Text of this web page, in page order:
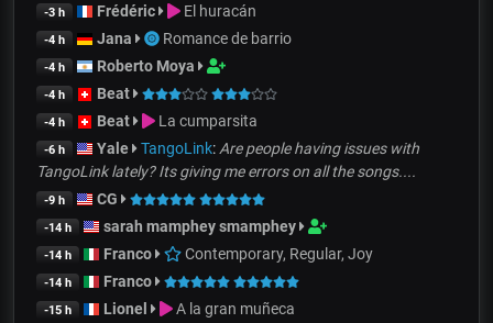
-3 h Frédéric El huracán
-4 h Jana Romance de barrio
-4 h Roberto Moya
-4 h Beat
-4 h Beat La cumparsita
-6 h Yale TangoLink: Are people having issues with
TangoLink lately? Its giving me errors on all the songs....
-9 h CG
-14 h sarah mamphey smamphey
-14 h Franco Contemporary, Regular, Joy
-14 h Franco
-15 h Lionel A la gran muñeca